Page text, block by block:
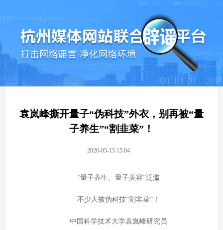
袁岚峰撕开量子“伪科技”外衣，别再被“量
子养生”“割韭菜”！
2026-05-15 15:04
“量子养生、量子美容”泛滥
不少人被伪科技“割韭菜”！
中国科学技术大学袁岚峰研究员